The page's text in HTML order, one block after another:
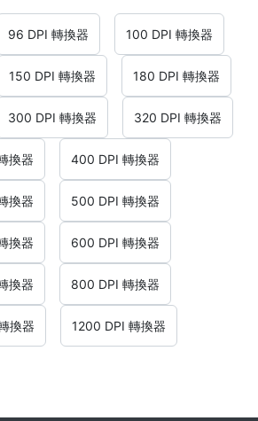
96 DPI 轉換器 100 DPI 轉換器
150 DPI 轉換器 180 DPI 轉換器
300 DPI 轉換器 320 DPI 轉換器
換器 400 DPI 轉換器
換器 500 DPI 轉換器
換器 600 DPI 轉換器
換器 800 DPI 轉換器
換器 1200 DPI 轉換器